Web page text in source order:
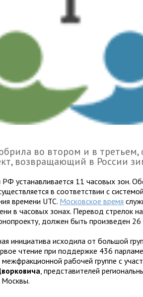
во втором и в третьем,
возвращающий в России
устанавливается 11 часовых зон.
в соответствии с
времени UTC. Московское время
в часовых зонах. Перевод стрелок
должен быть произведен
инициатива исходила от большой
чтение при поддержке 436
рабочей группе с
, представителей
Москвы.